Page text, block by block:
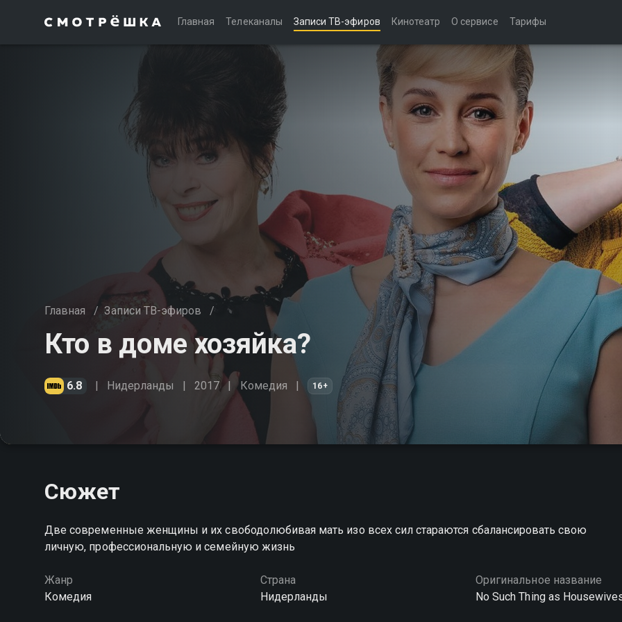
Главная Телеканалы Записи ТВ-эфиров Кинотеатр О сервисе Тарифы
Главная / Записи ТВ-эфиров /
Кто в доме хозяйка?
6.8 Нидерланды 2017 Комедия 16+
Сюжет
Две современные женщины и их свободолюбивая мать изо всех сил стараются сбалансировать свою
личную, профессиональную и семейную жизнь
Жанр
Комедия
Страна
Нидерланды
Оригинальное название
No Such Thing as